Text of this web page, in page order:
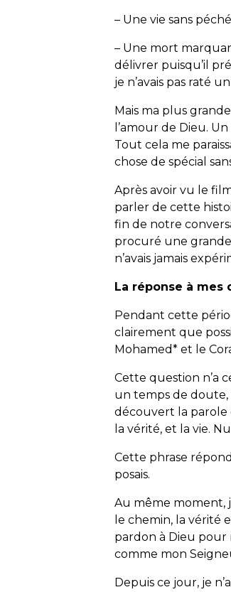
– Une vie sans
– Une mort
délivrer puisqu’il
je n’avais pas raté
Mais ma plus
l’amour de Dieu.
Tout cela me
chose de spécial
Après avoir vu le
parler de cette
fin de notre
procuré une
n’avais jamais
La réponse à
Pendant cette
clairement que
Mohamed* et le
Cette question n’a
un temps de doute,
découvert la parole
la vérité, et la vie.
Cette phrase
posais.
Au même moment,
le chemin, la vérité
pardon à Dieu pour
comme mon
Depuis ce jour, je